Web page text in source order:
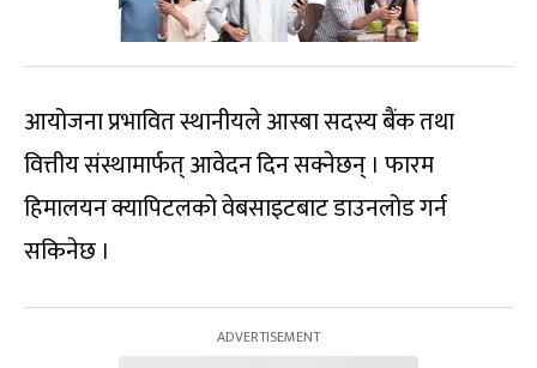
आयोजना प्रभावित स्थानीयले आस्बा सदस्य बैंक तथा
वित्तीय संस्थामार्फत् आवेदन दिन सक्नेछन् । फारम
हिमालयन क्यापिटलको वेबसाइटबाट डाउनलोड गर्न
सकिनेछ ।